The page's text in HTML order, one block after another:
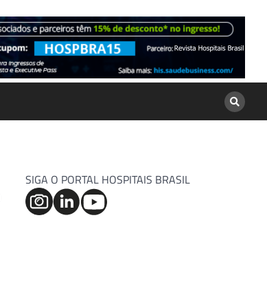
SIGA O PORTAL HOSPITAIS BRASIL